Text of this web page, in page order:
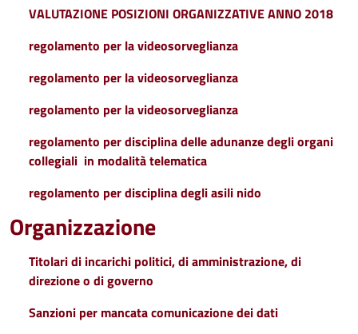
VALUTAZIONE POSIZIONI ORGANIZZATIVE ANNO 2018
regolamento per la videosorveglianza
regolamento per la videosorveglianza
regolamento per la videosorveglianza
regolamento per disciplina delle adunanze degli organi
collegiali in modalità telematica
regolamento per disciplina degli asili nido
Organizzazione
Titolari di incarichi politici, di amministrazione, di
direzione o di governo
Sanzioni per mancata comunicazione dei dati